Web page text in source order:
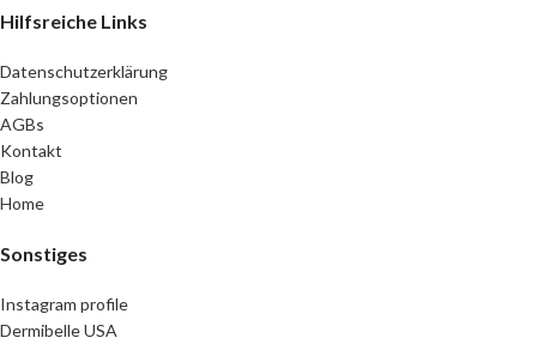
Hilfsreiche Links
Datenschutzerklärung
Zahlungsoptionen
AGBs
Kontakt
Blog
Home
Sonstiges
Instagram profile
Dermibelle USA